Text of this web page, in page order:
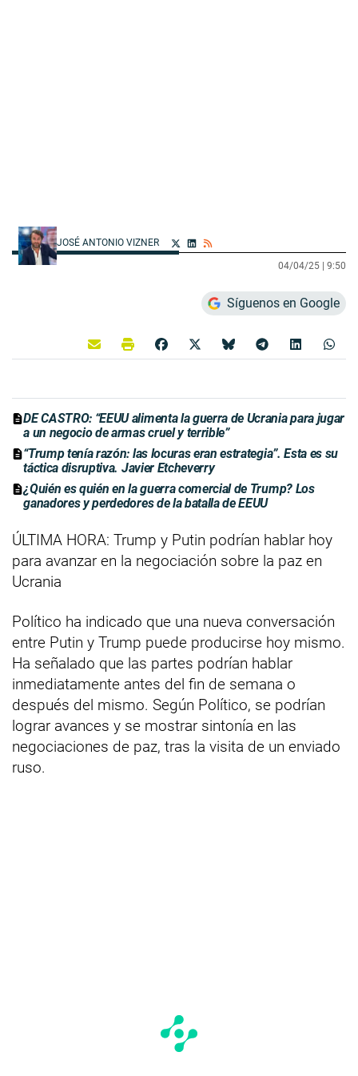
JOSÉ ANTONIO VIZNER
04/04/25 | 9:50
Síguenos en Google
DE CASTRO: “EEUU alimenta la guerra de Ucrania para jugar
a un negocio de armas cruel y terrible”
“Trump tenía razón: las locuras eran estrategia”. Esta es su
táctica disruptiva. Javier Etcheverry
¿Quién es quién en la guerra comercial de Trump? Los
ganadores y perdedores de la batalla de EEUU
ÚLTIMA HORA: Trump y Putin podrían hablar hoy
para avanzar en la negociación sobre la paz en
Ucrania
Político ha indicado que una nueva conversación
entre Putin y Trump puede producirse hoy mismo.
Ha señalado que las partes podrían hablar
inmediatamente antes del fin de semana o
después del mismo. Según Político, se podrían
lograr avances y se mostrar sintonía en las
negociaciones de paz, tras la visita de un enviado
ruso.